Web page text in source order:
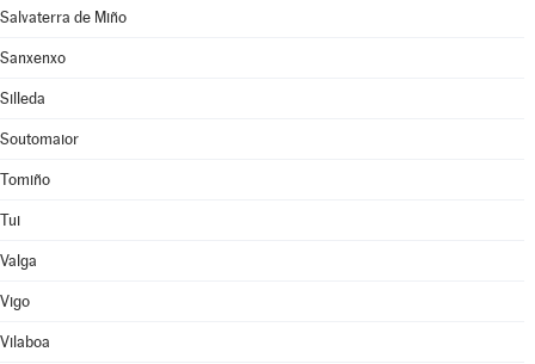
Salvaterra de Miño
Sanxenxo
Silleda
Soutomaior
Tomiño
Tui
Valga
Vigo
Vilaboa